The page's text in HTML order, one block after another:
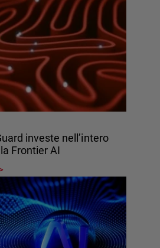
investe nell’intero
Frontier AI